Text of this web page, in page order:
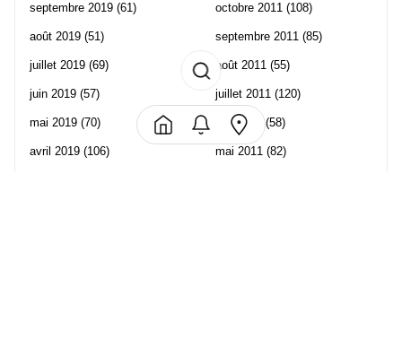
septembre 2019 (61)
août 2019 (51)
juillet 2019 (69)
juin 2019 (57)
mai 2019 (70)
avril 2019 (106)
octobre 2011 (108)
septembre 2011 (85)
août 2011 (55)
juillet 2011 (120)
juin 2011 (58)
mai 2011 (82)